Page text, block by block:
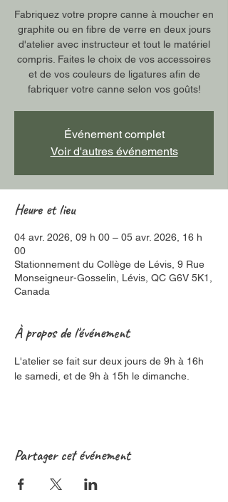
Fabriquez votre propre canne à moucher en
graphite ou en fibre de verre en deux jours
d'atelier avec instructeur et tout le matériel
compris. Faites le choix de vos accessoires
et de vos couleurs de ligatures afin de
fabriquer votre canne selon vos goûts!
Événement complet
Voir d'autres événements
Heure et lieu
04 avr. 2026, 09 h 00 – 05 avr. 2026, 16 h
00
Stationnement du Collège de Lévis, 9 Rue
Monseigneur-Gosselin, Lévis, QC G6V 5K1,
Canada
À propos de l'événement
L'atelier se fait sur deux jours de 9h à 16h
le samedi, et de 9h à 15h le dimanche.
Partager cet événement